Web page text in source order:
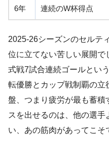
6年
連続のW杯得点
2025-26シーズンのセルテ
位に立てない苦しい展開で
式戦7試合連続ゴールとい
転優勝とカップ戦制覇の立
盤、つまり疲労が最も蓄積
スを出せるのは、他の選
い、あの筋肉があってこそ